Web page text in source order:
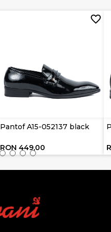
Pantof A15-052137 black
RON 449,00